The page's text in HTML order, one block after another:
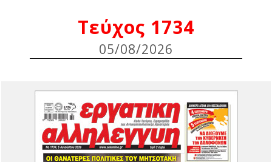
Τεύχος 1734
05/08/2026